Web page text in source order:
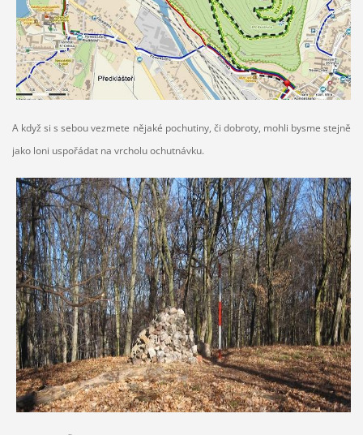
A když si s sebou vezmete nějaké pochutiny, či dobroty, mohli bysme stejně
jako loni uspořádat na vrcholu ochutnávku.